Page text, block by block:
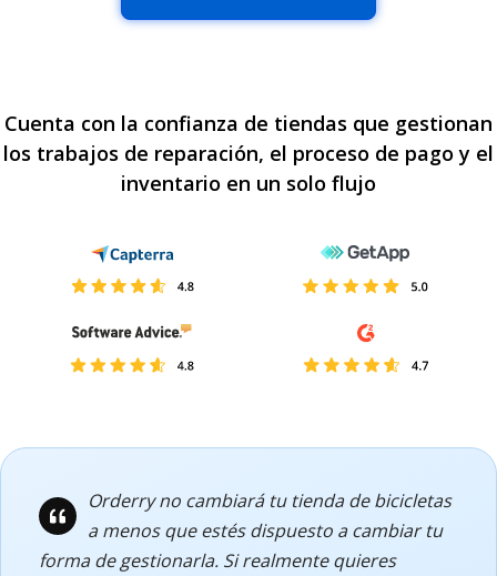
Cuenta con la confianza de tiendas que gestionan
los trabajos de reparación, el proceso de pago y el
inventario en un solo flujo
Orderry no cambiará tu tienda de bicicletas
a menos que estés dispuesto a cambiar tu
forma de gestionarla. Si realmente quieres